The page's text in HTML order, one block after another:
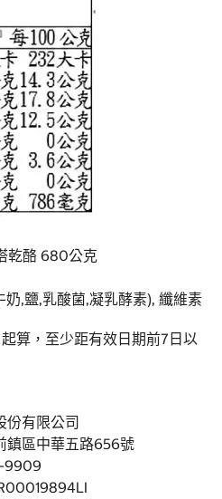
乾酪 680公克
,鹽,乳酸菌,凝乳酵素), 纖維素
算，至少距有效日期前7日以
份有限公司
鎮區中華五路656號
9909